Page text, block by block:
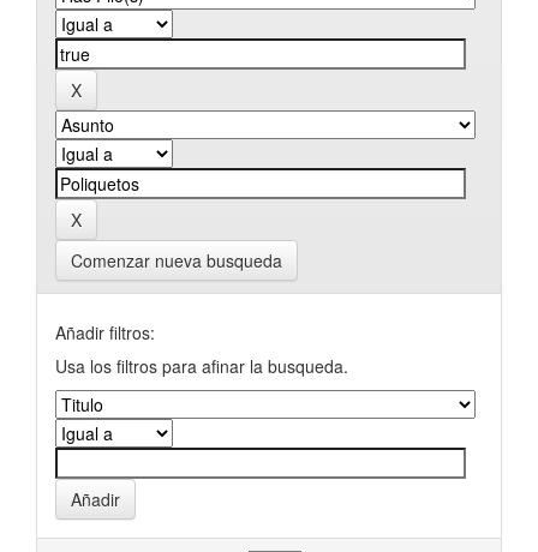
Comenzar nueva busqueda
Añadir filtros:
Usa los filtros para afinar la busqueda.